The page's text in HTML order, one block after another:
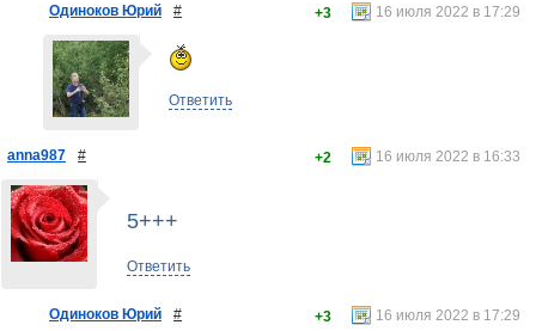
Одиноков Юрий # 16 июля 2022 в 17:29
+3
Ответить
anna987 # 16 июля 2022 в 16:33
+2
5+++
Ответить
Одиноков Юрий # 16 июля 2022 в 17:29
+3